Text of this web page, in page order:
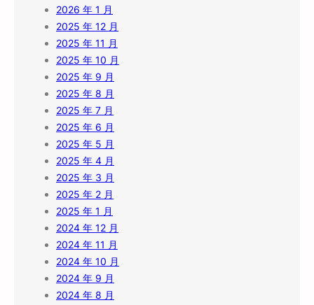
2026 年 1 月
2025 年 12 月
2025 年 11 月
2025 年 10 月
2025 年 9 月
2025 年 8 月
2025 年 7 月
2025 年 6 月
2025 年 5 月
2025 年 4 月
2025 年 3 月
2025 年 2 月
2025 年 1 月
2024 年 12 月
2024 年 11 月
2024 年 10 月
2024 年 9 月
2024 年 8 月